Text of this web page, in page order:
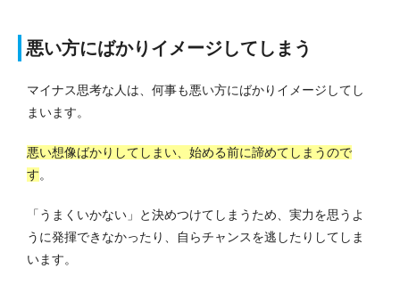
悪い方にばかりイメージしてしまう
マイナス思考な人は、何事も悪い方にばかりイメージしてし
まいます。
悪い想像ばかりしてしまい、始める前に諦めてしまうので
す。
「うまくいかない」と決めつけてしまうため、実力を思うよ
うに発揮できなかったり、自らチャンスを逃したりしてしま
います。